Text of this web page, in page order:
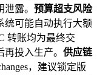
露。 预算超支风险
统可能自动执行大额
转账均为最终交
投入生产。 供应链
，建议锁定版